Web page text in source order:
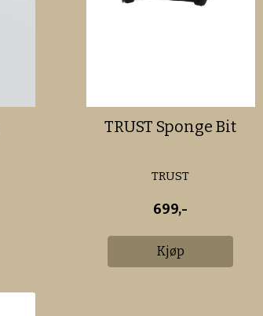
TRUST Sponge Bit
TRUST
699,-
Kjøp